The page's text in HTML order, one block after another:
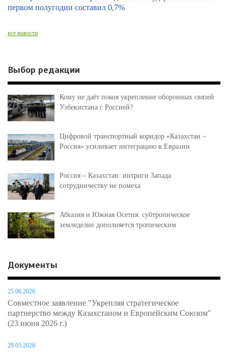
первом полугодии составил 0,7%
все новости
Выбор редакции
Кому не даёт покоя укрепление оборонных связей
Узбекистана с Россией?
Цифровой транспортный коридор «Казахстан –
Россия» усиливает интеграцию в Евразии
Россия – Казахстан: интриги Запада
сотрудничеству не помеха
Абхазия и Южная Осетия: субтропическое
земледелие дополняется тропическим
Документы
25.06.2026
Совместное заявление "Укрепляя стратегическое
партнерство между Казахстаном и Европейским Союзом"
(23 июня 2026 г.)
29.05.2026